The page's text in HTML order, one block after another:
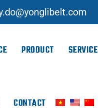
PRODUCT SERVICE
CONTACT